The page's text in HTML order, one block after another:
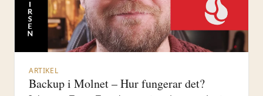
ARTIKEL
Backup i Molnet – Hur fungerar det?